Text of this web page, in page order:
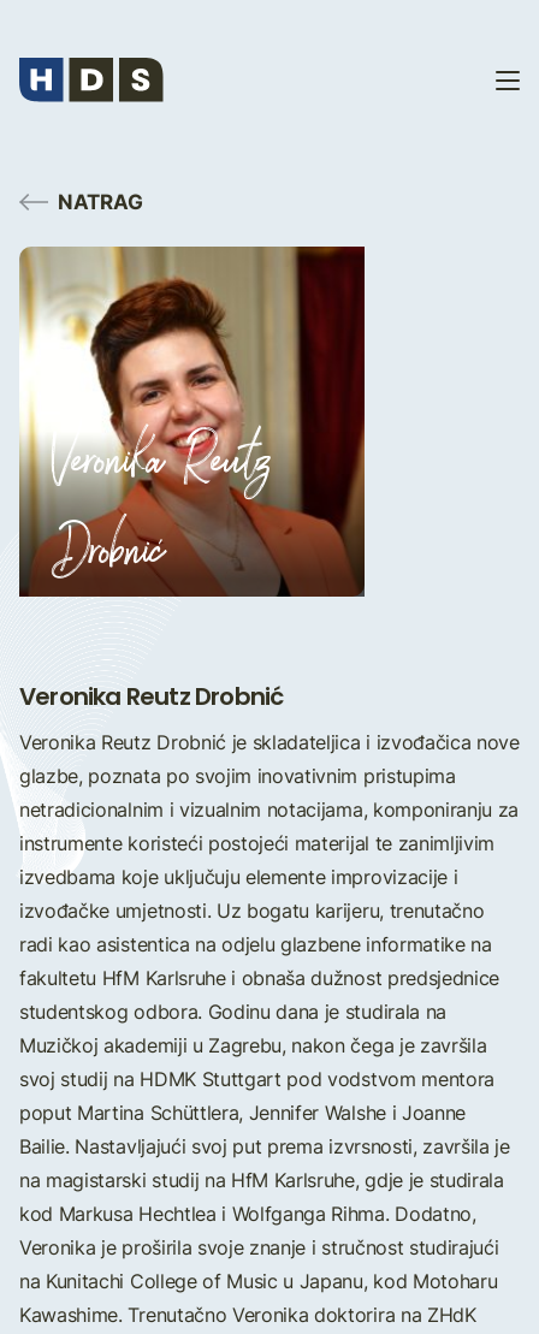
NATRAG
Veronika Reutz
Drobnić
Veronika Reutz Drobnić
Veronika Reutz Drobnić je skladateljica i izvođačica nove
glazbe, poznata po svojim inovativnim pristupima
netradicionalnim i vizualnim notacijama, komponiranju za
instrumente koristeći postojeći materijal te zanimljivim
izvedbama koje uključuju elemente improvizacije i
izvođačke umjetnosti. Uz bogatu karijeru, trenutačno
radi kao asistentica na odjelu glazbene informatike na
fakultetu HfM Karlsruhe i obnaša dužnost predsjednice
studentskog odbora. Godinu dana je studirala na
Muzičkoj akademiji u Zagrebu, nakon čega je završila
svoj studij na HDMK Stuttgart pod vodstvom mentora
poput Martina Schüttlera, Jennifer Walshe i Joanne
Bailie. Nastavljajući svoj put prema izvrsnosti, završila je
na magistarski studij na HfM Karlsruhe, gdje je studirala
kod Markusa Hechtlea i Wolfganga Rihma. Dodatno,
Veronika je proširila svoje znanje i stručnost studirajući
na Kunitachi College of Music u Japanu, kod Motoharu
Kawashime. Trenutačno Veronika doktorira na ZHdK